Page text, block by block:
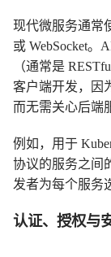
现代微服务通常
或 WebSocket
（通常是
客户端开发，因
而无需关心后端
例如，用于
协议的服务之间
发者为每个服务
认证、授权与